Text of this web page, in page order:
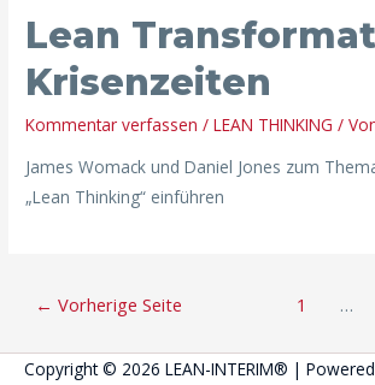
Lean
Krisenzeiten
Kommentar verfassen /LEAN THINKING /
James Womack und Daniel Jones zum
„Lean Thinking“ einführen
← Vorherige Seite 1 …
Copyright © 2026 LEAN-INTERIM® |